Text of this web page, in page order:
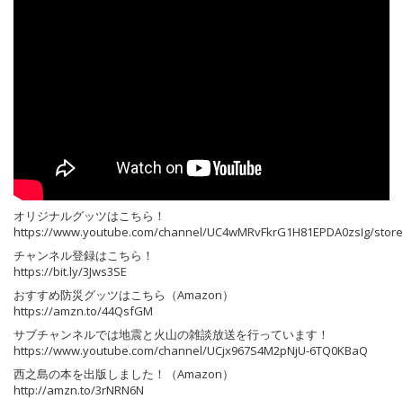
オリジナルグッツはこちら！
https://www.youtube.com/channel/UC4wMRvFkrG1H81EPDA0zsIg/store
チャンネル登録はこちら！
https://bit.ly/3Jws3SE
おすすめ防災グッツはこちら（Amazon）
https://amzn.to/44QsfGM
サブチャンネルでは地震と火山の雑談放送を行っています！
https://www.youtube.com/channel/UCjx967S4M2pNjU-6TQ0KBaQ
西之島の本を出版しました！（Amazon）
http://amzn.to/3rNRN6N